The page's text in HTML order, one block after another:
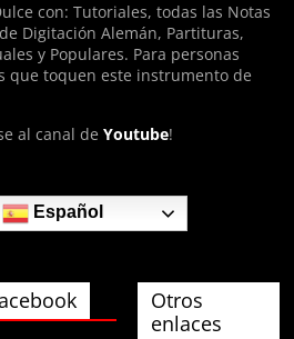
con: Tutoriales, todas las Notas
Digitación Alemán, Partituras,
y Populares. Para personas
que toquen este instrumento de
al canal deYoutube!
Español
Otros
enlaces